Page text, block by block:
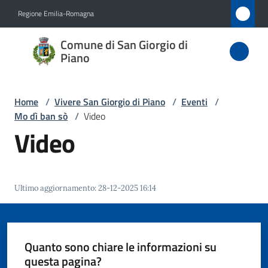
Regione Emilia-Romagna
Comune di San Giorgio di
Piano
Comune
di San
di Piano
Amministrazione
Vivere
San
Home / Vivere San Giorgio di Piano / Eventi /
Mo dì ban sò / Video
Video
Ultimo aggiornamento:28-12-2025 16:14
Quanto sono chiare le informazioni su
questa pagina?